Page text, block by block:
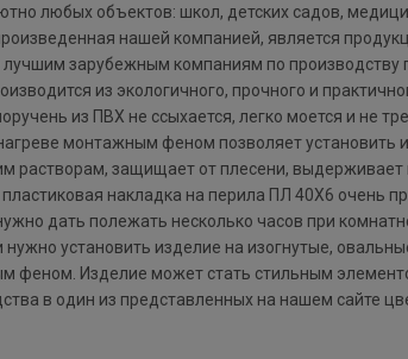
любых объектов: школ, детских садов,
нашей компанией, является
лучшим зарубежным компаниям по
из экологичного, прочного и
из ПВХ не ссыхается, легко моется и не
монтажным феном позволяет установить
растворам, защищает от плесени,
накладка на перила ПЛ 40Х6 очень
дать полежать несколько часов при
установить изделие на изогнутые,
феном. Изделие может стать стильным
в один из представленных на нашем сайте